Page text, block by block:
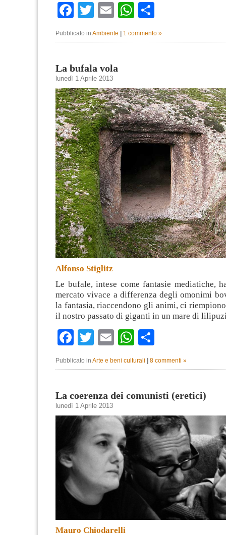
Facebook
TwitterEmailWhatsApp
Pubblicato in Ambiente 1 commento »
La bufala vola
lunedì 1 Aprile 2013
Alfonso Stiglitz
Le bufale, intese come fantasie mediatiche,
mercato vivace a differenza degli omonimi
la fantasia, riaccendono gli animi, ci
il nostro passato di giganti in un mare di
Facebook
TwitterEmailWhatsApp
Pubblicato in Arte e beni culturali 8 commenti »
La coerenza dei comunisti (eretici)
lunedì 1 Aprile 2013
Mauro Chiodarelli